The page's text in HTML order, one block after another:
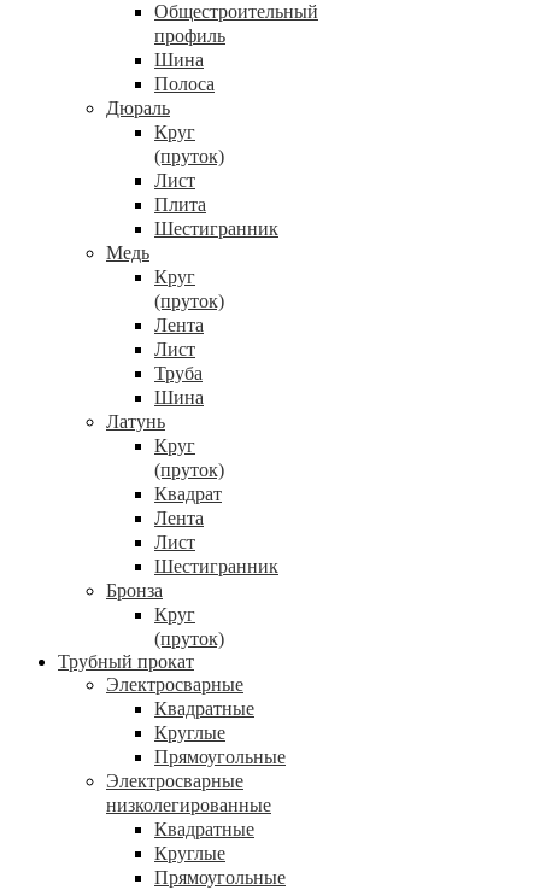
Общестроительный
профиль
Шина
Полоса
Дюраль
Круг
(пруток)
Лист
Плита
Шестигранник
Медь
Круг
(пруток)
Лента
Лист
Труба
Шина
Латунь
Круг
(пруток)
Квадрат
Лента
Лист
Шестигранник
Бронза
Круг
(пруток)
Трубный прокат
Электросварные
Квадратные
Круглые
Прямоугольные
Электросварные
низколегированные
Квадратные
Круглые
Прямоугольные